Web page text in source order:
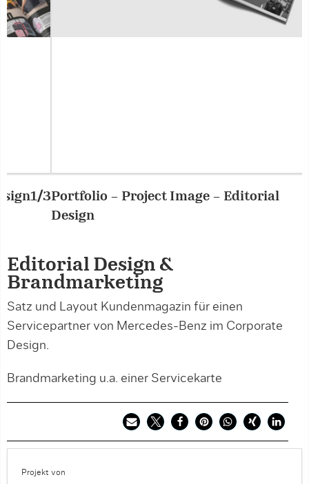
Portfolio – Project Image – Editorial
Editorial Design &
Brandmarketing
Satz und Layout Kundenmagazin für einen
Servicepartner von Mercedes-Benz im Corporate
Design.
Brandmarketing u.a. einer Servicekarte
Projekt von